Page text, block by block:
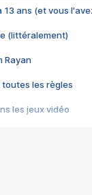
13 ans (et vous
(littéralement)
Rayan
toutes les règles
les jeux vidéo